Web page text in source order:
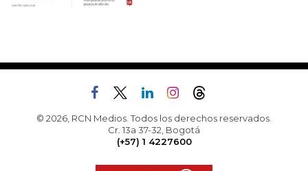
© 2026, RCN Medios. Todos los derechos reservados.
Cr. 13a 37-32, Bogotá
(+57) 1 4227600